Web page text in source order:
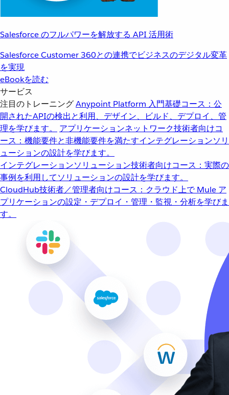
Salesforce のフルパワーを解放する API 活用術
Salesforce Customer 360との連携でビジネスのデジタル変革
を実現
eBookを読む
サービス
注目のトレーニングAnypoint Platform 入門基礎コース：公
開されたAPIの検出と利用、デザイン、ビルド、デプロイ、管
理を学びます。
アプリケーションネットワーク技術者向けコ
ース：機能要件と非機能要件を満たすインテグレーションソリ
ューションの設計を学びます。
インテグレーションソリューション技術者向けコース：実際の
事例を利用してソリューションの設計を学びます。
CloudHub技術者／管理者向けコース：クラウド上で Mule ア
プリケーションの設定・デプロイ・管理・監視・分析を学びま
す。